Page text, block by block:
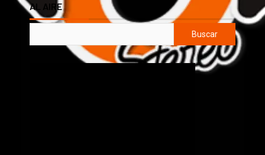
AL AIRE
Buscar